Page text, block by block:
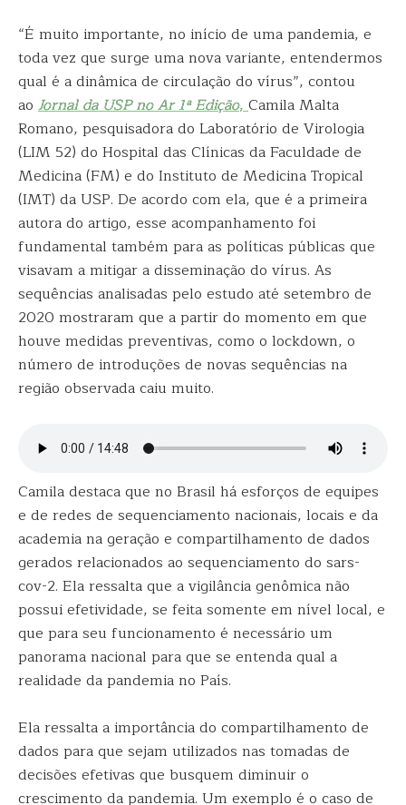
“É muito importante, no início de uma pandemia, e
toda vez que surge uma nova variante, entendermos
qual é a dinâmica de circulação do vírus”, contou
ao Jornal da USP no Ar 1ª Edição,Camila Malta
Romano, pesquisadora do Laboratório de Virologia
(LIM 52) do Hospital das Clínicas da Faculdade de
Medicina (FM) e do Instituto de Medicina Tropical
(IMT) da USP. De acordo com ela, que é a primeira
autora do artigo, esse acompanhamento foi
fundamental também para as políticas públicas que
visavam a mitigar a disseminação do vírus. As
sequências analisadas pelo estudo até setembro de
2020 mostraram que a partir do momento em que
houve medidas preventivas, como o lockdown, o
número de introduções de novas sequências na
região observada caiu muito.
Camila destaca que no Brasil há esforços de equipes
e de redes de sequenciamento nacionais, locais e da
academia na geração e compartilhamento de dados
gerados relacionados ao sequenciamento do sars-
cov-2. Ela ressalta que a vigilância genômica não
possui efetividade, se feita somente em nível local, e
que para seu funcionamento é necessário um
panorama nacional para que se entenda qual a
realidade da pandemia no País.
Ela ressalta a importância do compartilhamento de
dados para que sejam utilizados nas tomadas de
decisões efetivas que busquem diminuir o
crescimento da pandemia. Um exemplo é o caso de